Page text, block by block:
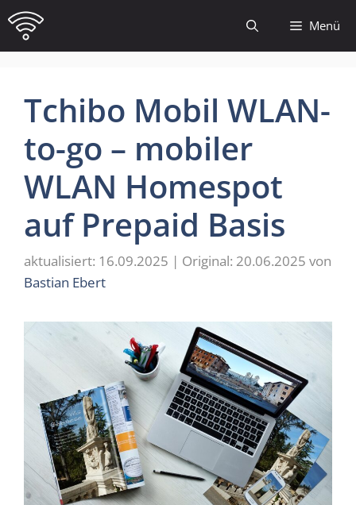
Zum
Inhalt
springen
Menü
Tchibo Mobil WLAN-
to-go – mobiler
WLAN Homespot
auf Prepaid Basis
16.09.2025 20.06.2025 von
Bastian Ebert